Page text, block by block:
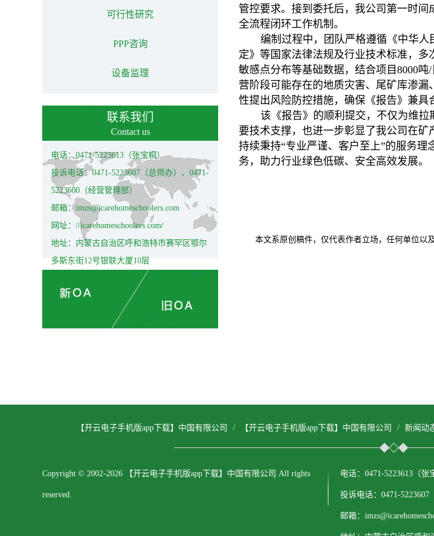
可行性研究
PPP咨询
设备监理
联系我们
Contact us
电话：0471-5223613（张宝桐）
投诉电话：0471-5223607（总师办）、0471-
5223600（经营管理部）
邮箱：imzs@icarehomeschoolers.com
网址：//icarehomeschoolers.com/
地址：内蒙古自治区呼和浩特市赛罕区鄂尔
多斯东街12号银联大厦10层
管控要求。接到委托后，我公司第一时
全流程闭环工作机制。
编制过程中，团队严格遵循《中华
定》等国家法律法规及行业技术标准，
敏感点分布等基础数据，结合项目8000
营阶段可能存在的地质灾害、尾矿库渗
性提出风险防控措施，确保《报告》兼具
该《报告》的顺利提交，不仅为维
要技术支撑，也进一步彰显了我公司在
持续秉持“专业严谨、客户至上”的服务
务，助力行业绿色低碳、安全高效发展。
本文系原创稿件，仅代表作者立场，任何单位以
【开云电子手机版app下载】中国有限公司 / 【开云电子手机版app下载】中国有限公司 / 新闻动
Copyright © 2002-2026 【开云电子手机版app下载】中国有限公司 All rights
reserved.
电话：0471-5223613（张
投诉电话：0471-5223607
邮箱：